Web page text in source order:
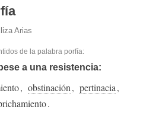
texto con IA
populares
populares
recientes
Arias
de la palabra porfía:
a una resistencia:
, obstinación, pertinacia,
.